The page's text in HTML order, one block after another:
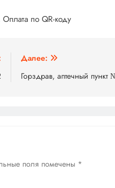
по QR-коду
Далее:
Горздрав, аптечный пункт
поля помечены *